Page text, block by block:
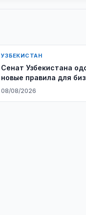
УЗБЕКИСТАН
Сенат Узбекистана
новые правила для
семей
08/08/2026